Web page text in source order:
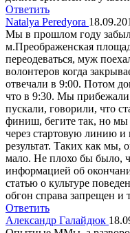
Ответить
Natalya Peredyora
Мы в прошлом году
м.Преображенская
переодеваться, муж
волонтеров когда
отвечали в 9:00. Потом
что в 9:30. Мы прибежали
пускали, говорили, что
финиш, бегите так, но мы
через стартовую линию
результат. Таких как мы,
мало. Не плохо бы было,
информацией об
статью о культуре
обгон справа запрещен и
Ответить
Александр Галайдюк